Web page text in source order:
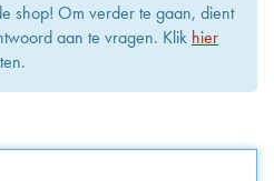
shop! Om verder te gaan, dient
aan te vragen. Klik hier